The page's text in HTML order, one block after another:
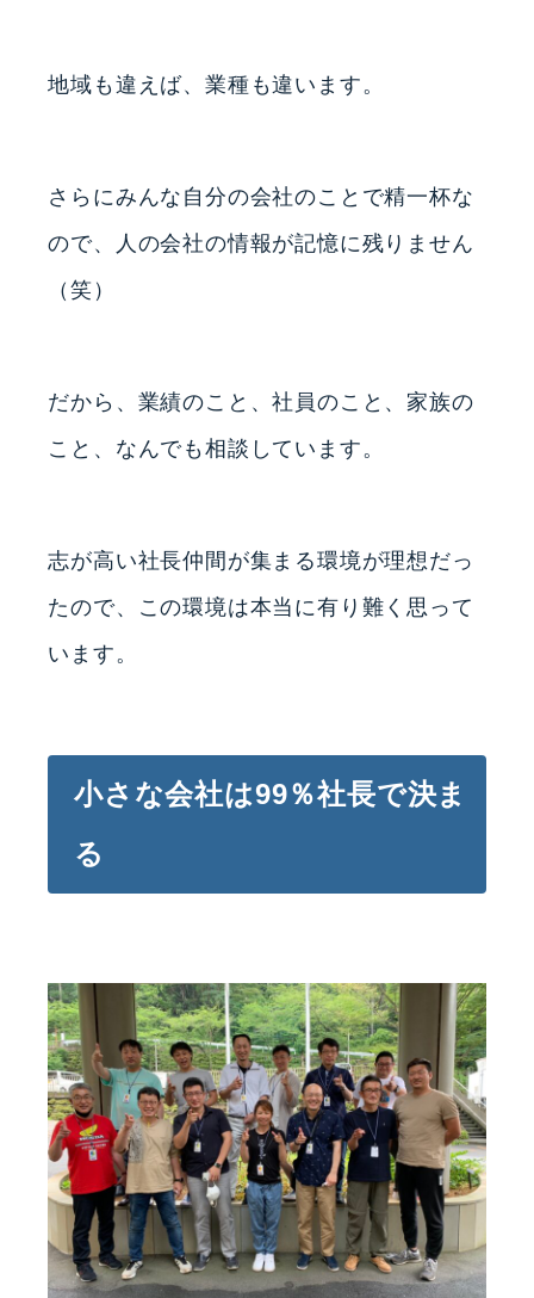
地域も違えば、業種も違います。
さらにみんな自分の会社のことで精一杯な
ので、人の会社の情報が記憶に残りません
（笑）
だから、業績のこと、社員のこと、家族の
こと、なんでも相談しています。
志が高い社長仲間が集まる環境が理想だっ
たので、この環境は本当に有り難く思って
います。
小さな会社は99％社長で決ま
る